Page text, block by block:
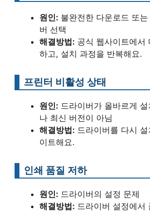
원인: 불완전한 다운로드 또
버 선택
해결방법: 공식 웹사이트에서
하고, 설치 과정을 반복해요.
프린터 비활성 상태
원인: 드라이버가 올바르게
나 최신 버전이 아님
해결방법: 드라이버를 다시
이트해요.
인쇄 품질 저하
원인: 드라이버의 설정 문제
해결방법: 드라이버 설정에서